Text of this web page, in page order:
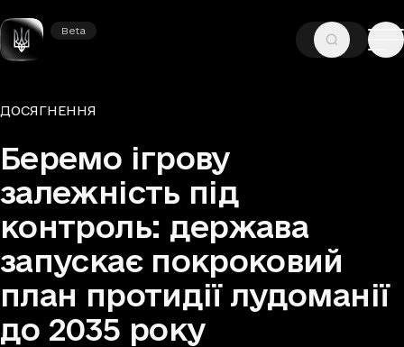
Beta
Beta
ГОЛОВНА—НОВИНИ
Рубрики
ДОСЯГНЕННЯ
Беремо ігрову
залежність під
контроль: держава
запускає покроковий
план протидії лудоманії
до 2035 року